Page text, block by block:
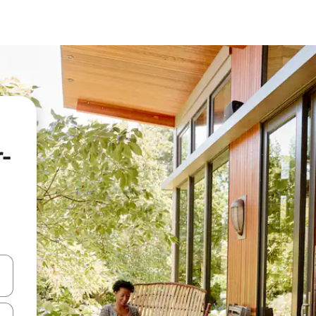
გამოიყენეთ კლავიშები ზემოთ/ქვემოთ მიმართული